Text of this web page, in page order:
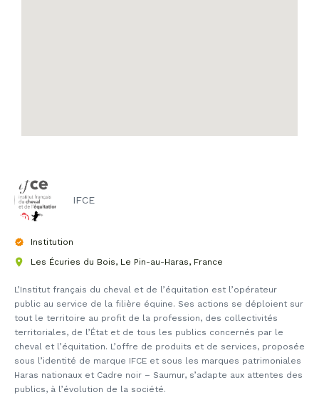
IFCE
Institution
Les Écuries du Bois, Le Pin-au-Haras, France
L’Institut français du cheval et de l’équitation est l’opérateur
public au service de la filière équine. Ses actions se déploient sur
tout le territoire au profit de la profession, des collectivités
territoriales, de l’État et de tous les publics concernés par le
cheval et l’équitation. L’offre de produits et de services, proposée
sous l’identité de marque IFCE et sous les marques patrimoniales
Haras nationaux et Cadre noir – Saumur, s’adapte aux attentes des
publics, à l’évolution de la société.